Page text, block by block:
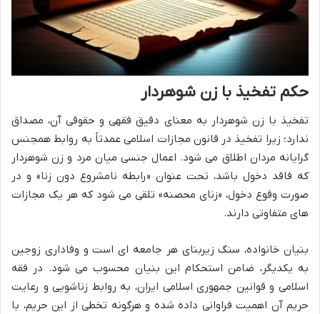
حکم تفخیذ با زن شوهردار
تفخیذ با زن شوهردار به معنای دقیق فقهی و حقوقی آن، مصداق
ندارد؛ زیرا تفخیذ در قانون مجازات اسلامی عمدتاً به روابط همجنس
گرایانه مردان اطلاق می شود. اعمال جنسی میان مرد و زن شوهردار
که فاقد دخول باشد، تحت عنوان «رابطه نامشروع دون زنا» و در
صورت وقوع دخول، «زنای محصنه» تلقی می شود که هر یک مجازات
های متفاوتی دارند.
بنیان خانواده، سنگ زیربنای هر جامعه ای است و وفاداری زوجین
به یکدیگر، ضامن استحکام این بنیان محسوب می شود. در فقه
اسلامی و قوانین جمهوری اسلامی ایران، به روابط زناشویی و رعایت
حریم آن اهمیت فراوانی داده شده و هرگونه تخطی از این حریم، با